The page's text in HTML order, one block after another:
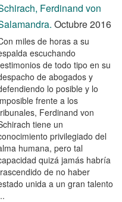
Ferdinand von
Octubre 2016
miles de horas a su
escuchando
de todo tipo en su
de abogados y
lo posible y lo
frente a los
Ferdinand von
tiene un
privilegiado del
humana, pero tal
quizá jamás habría
de no haber
unida a un gran talento